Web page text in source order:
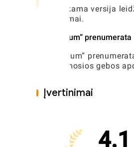
Nemokama versija
skelbimai.
„Premium“ prenumerata
„Premium“
skiriamosios gebos
Įvertinimai
4.1